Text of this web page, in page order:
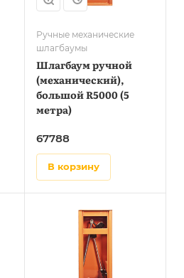
Ручные механические
шлагбаумы
Шлагбаум ручной
(механический),
большой R5000 (5
метра)
67788
в корзину